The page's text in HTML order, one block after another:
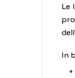
Le
In